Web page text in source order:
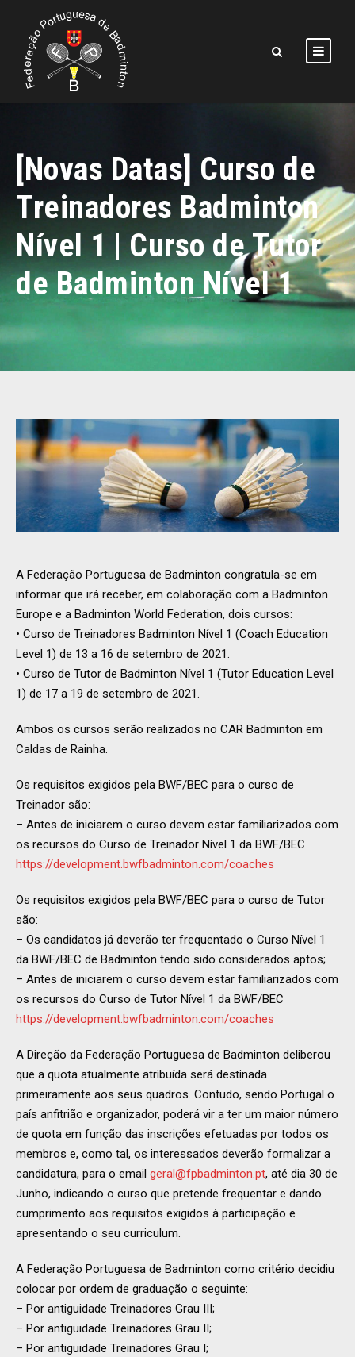
[Novas Datas] Curso de
Treinadores Badminton
Nível 1 | Curso de Tutor
de Badminton Nível 1
A Federação Portuguesa de Badminton congratula-se em
informar que irá receber, em colaboração com a Badminton
Europe e a Badminton World Federation, dois cursos:
• Curso de Treinadores Badminton Nível 1 (Coach Education
Level 1) de 13 a 16 de setembro de 2021.
• Curso de Tutor de Badminton Nível 1 (Tutor Education Level
1) de 17 a 19 de setembro de 2021.
Ambos os cursos serão realizados no CAR Badminton em
Caldas de Rainha.
Os requisitos exigidos pela BWF/BEC para o curso de
Treinador são:
– Antes de iniciarem o curso devem estar familiarizados com
os recursos do Curso de Treinador Nível 1 da BWF/BEC
https://development.bwfbadminton.com/coaches
Os requisitos exigidos pela BWF/BEC para o curso de Tutor
são:
– Os candidatos já deverão ter frequentado o Curso Nível 1
da BWF/BEC de Badminton tendo sido considerados aptos;
– Antes de iniciarem o curso devem estar familiarizados com
os recursos do Curso de Tutor Nível 1 da BWF/BEC
https://development.bwfbadminton.com/coaches
A Direção da Federação Portuguesa de Badminton deliberou
que a quota atualmente atribuída será destinada
primeiramente aos seus quadros. Contudo, sendo Portugal o
país anfitrião e organizador, poderá vir a ter um maior número
de quota em função das inscrições efetuadas por todos os
membros e, como tal, os interessados deverão formalizar a
candidatura, para o email geral@fpbadminton.pt, até dia 30 de
Junho, indicando o curso que pretende frequentar e dando
cumprimento aos requisitos exigidos à participação e
apresentando o seu curriculum.
A Federação Portuguesa de Badminton como critério decidiu
colocar por ordem de graduação o seguinte:
– Por antiguidade Treinadores Grau III;
– Por antiguidade Treinadores Grau II;
– Por antiguidade Treinadores Grau I;